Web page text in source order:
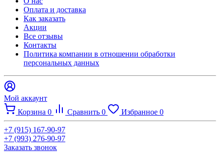
Оплата и доставка
Как заказать
Акции
Все отзывы
Контакты​
Политика компании в отношении обработки
персональных данных
Мой аккаунт
Корзина 0 Сравнить 0 Избранное 0
+7 (915) 167-90-97
+7 (993) 276-90-97
Заказать звонок